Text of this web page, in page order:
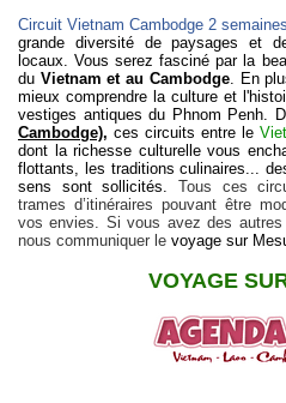
Circuit Vietnam Cambodge 2 semaines
grande diversité de paysages et
locaux. Vous serez fasciné par la
du Vietnam et au Cambodge. En
mieux comprendre la culture et
vestiges antiques du Phnom Penh.
Cambodge), ces circuits entre le
dont la richesse culturelle vous
flottants, les traditions culinaires...
sens sont sollicités. Tous ces
trames d’itinéraires pouvant être
vos envies. Si vous avez des
nous communiquer le voyage sur
VOYAGE